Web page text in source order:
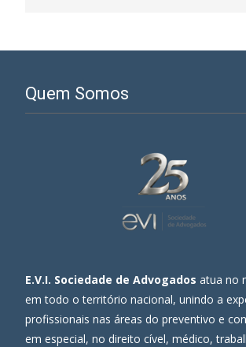
Quem Somos
E.V.I. Sociedade de Advogados atua no
em todo o território nacional, unindo a
profissionais nas áreas do preventivo e
em especial, no direito cível, médico,